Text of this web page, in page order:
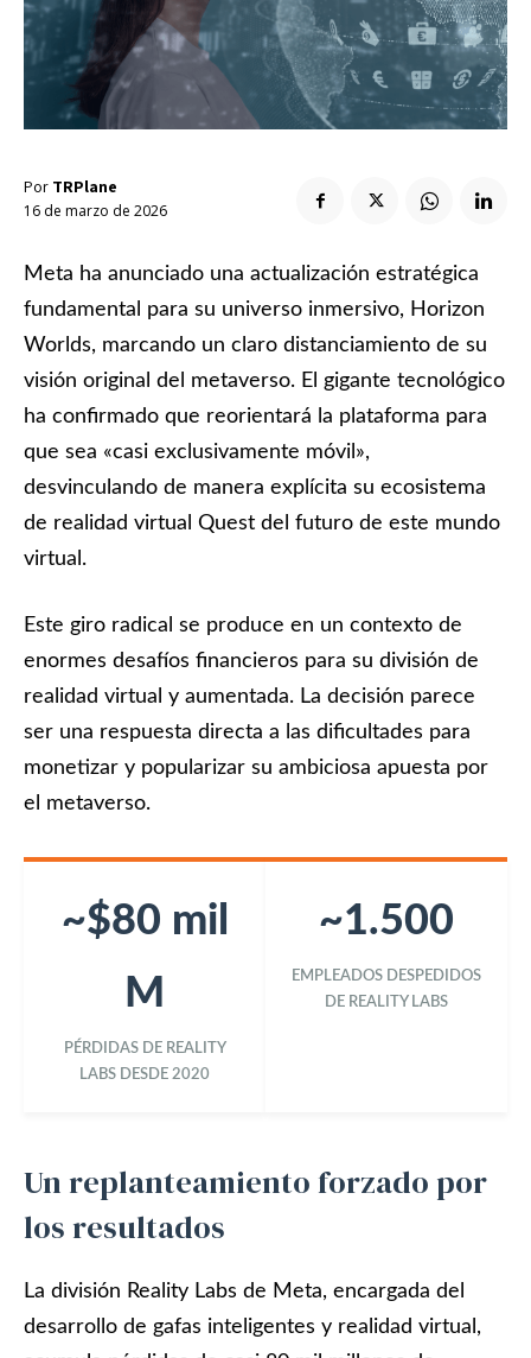
Enlaces útiles
Registro / Entrar
Suscribir
Registro / Entrar Suscribir
Contacto
Privacidad Aviso Legal Política de cookies
Por TRPlane
16 de marzo de 2026
Meta ha anunciado una actualización estratégica
fundamental para su universo inmersivo, Horizon
Worlds, marcando un claro distanciamiento de su
visión original del metaverso. El gigante tecnológico
ha confirmado que reorientará la plataforma para
que sea «casi exclusivamente móvil»,
desvinculando de manera explícita su ecosistema
de realidad virtual Quest del futuro de este mundo
virtual.
Este giro radical se produce en un contexto de
enormes desafíos financieros para su división de
realidad virtual y aumentada. La decisión parece
ser una respuesta directa a las dificultades para
monetizar y popularizar su ambiciosa apuesta por
el metaverso.
~$80 mil
M
PÉRDIDAS DE REALITY
LABS DESDE 2020
~1.500
EMPLEADOS DESPEDIDOS
DE REALITY LABS
Un replanteamiento forzado por
los resultados
La división Reality Labs de Meta, encargada del
desarrollo de gafas inteligentes y realidad virtual,